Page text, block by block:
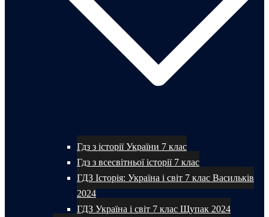
Гдз з історії України 7 клас
Гдз з всесвітньої історії 7 клас
ГДЗ Історія: Україна і світ 7 клас Васильків
2024
ГДЗ Україна і світ 7 клас Щупак 2024